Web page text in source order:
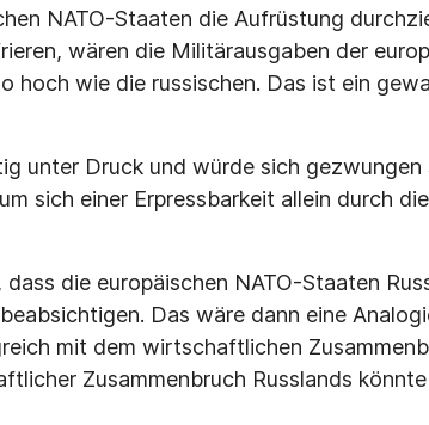
NATO-Staaten die Aufrüstung
wären die Militärausgaben der
hoch wie die russischen. Das ist ein
unter Druck und würde sich gezwungen
sich einer Erpressbarkeit allein durch
die europäischen NATO-Staaten
Das wäre dann eine
mit dem wirtschaftlichen
Zusammenbruch Russlands